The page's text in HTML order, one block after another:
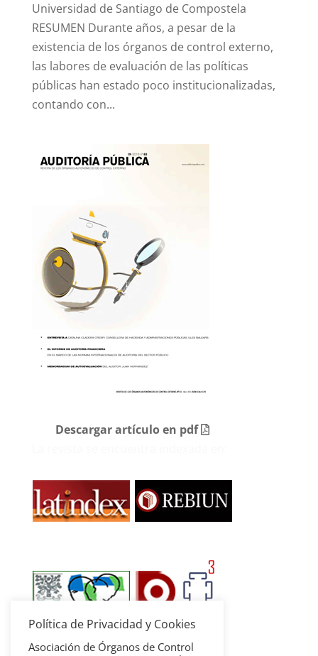
Universidad de Santiago de Compostela
RESUMEN Durante años, a pesar de la
existencia de los órganos de control externo,
las labores de evaluación de las políticas
públicas han estado poco institucionalizadas,
contando con...
Descargar artículo en pdf
Política de Privacidad y Cookies
Asociación de Órganos de Control